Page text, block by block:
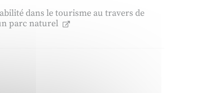
dans le tourisme au travers de
parc naturel